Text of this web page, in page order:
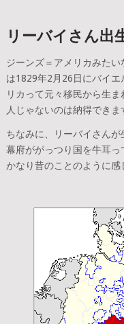
リーバイさん出
ジーンズ＝アメリカみた
は1829年2月26日にバイエ
リカって元々移民から生
人じゃないのは納得できま
ちなみに、リーバイさんが
幕府ががっつり国を牛耳
かなり昔のことのように感